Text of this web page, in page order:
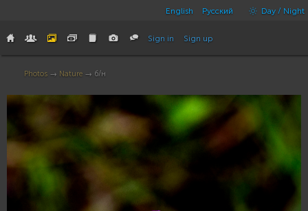
English Русский Day / Night
Sign in Sign up
Photos → Nature → б/н